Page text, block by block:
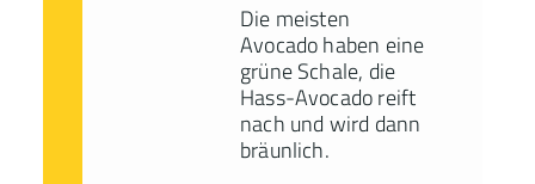
Die meisten
Avocado haben eine
grüne Schale, die
Hass-Avocado reift
nach und wird dann
bräunlich.